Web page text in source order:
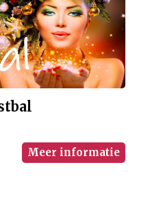
Meer informatie